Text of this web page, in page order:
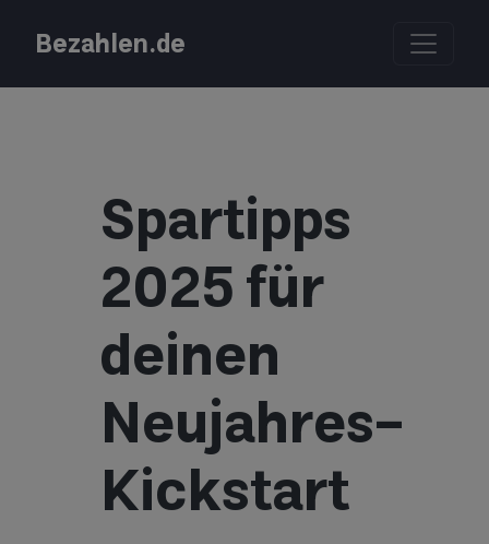
Bezahlen.de
Spartipps
2025 für
deinen
Neujahres-
Kickstart